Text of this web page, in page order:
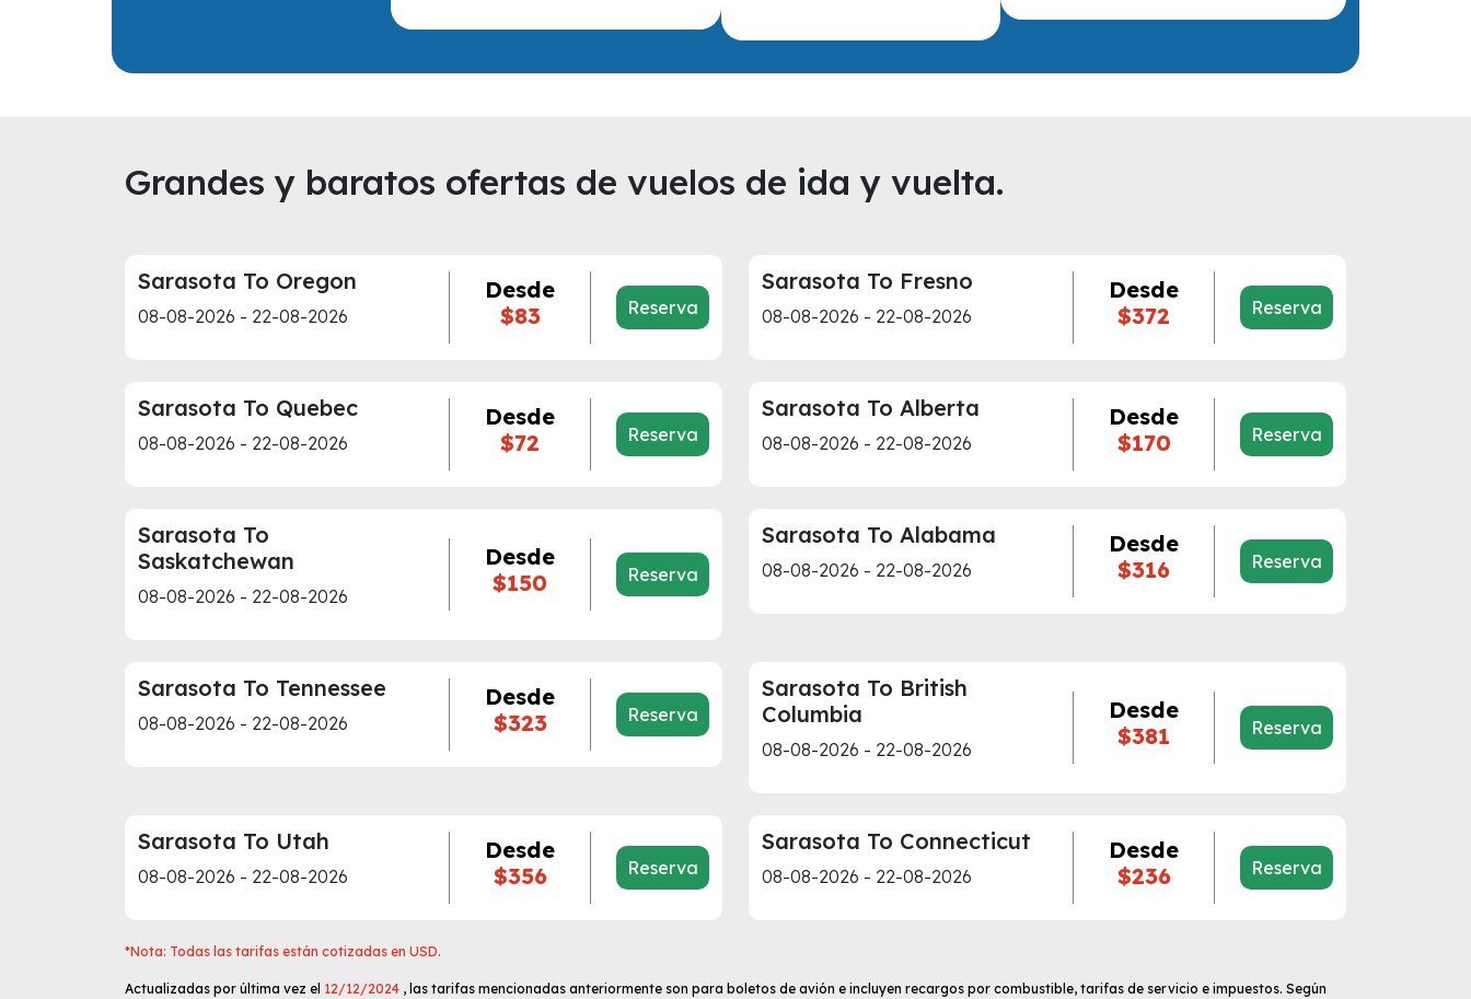
Grandes y baratos ofertas de vuelos de ida y vuelta.
Sarasota To Oregon
08-08-2026 - 22-08-2026
Desde
$83
Reserva
Sarasota To Fresno
08-08-2026 - 22-08-2026
Desde
$372
Reserva
Sarasota To Quebec
08-08-2026 - 22-08-2026
Desde
$72
Reserva
Sarasota To Alberta
08-08-2026 - 22-08-2026
Desde
$170
Reserva
Sarasota To
Saskatchewan
08-08-2026 - 22-08-2026
Desde
$150
Reserva
Sarasota To Alabama
08-08-2026 - 22-08-2026
Desde
$316
Reserva
Sarasota To Tennessee
08-08-2026 - 22-08-2026
Desde
$323
Reserva
Sarasota To British
Columbia
08-08-2026 - 22-08-2026
Desde
$381
Reserva
Sarasota To Utah
08-08-2026 - 22-08-2026
Desde
$356
Reserva
Sarasota To Connecticut
08-08-2026 - 22-08-2026
Desde
$236
Reserva
*Nota: Todas las tarifas están cotizadas en USD.
Actualizadas por última vez el 12/12/2024 , las tarifas mencionadas anteriormente son para boletos de avión e incluyen recargos por combustible, tarifas de servicio e impuestos. Según